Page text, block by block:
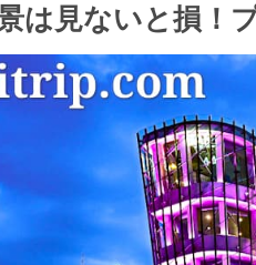
は見ないと損！